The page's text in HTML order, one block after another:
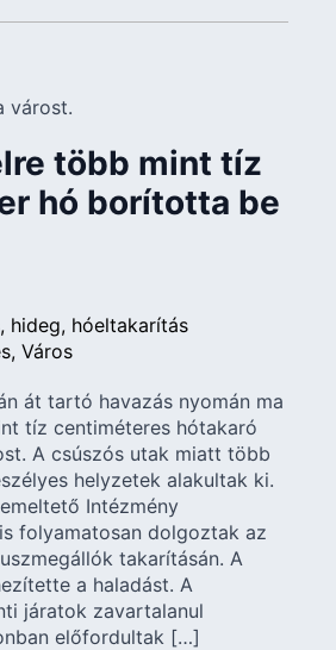
több mint tíz
hó borította be
hideg hóeltakarítás
Város
át tartó havazás nyomán ma
tíz centiméteres hótakaró
A csúszós utak miatt több
helyzetek alakultak ki.
Intézmény
folyamatosan dolgoztak az
takarításán. A
a haladást. A
járatok zavartalanul
előfordultak […]